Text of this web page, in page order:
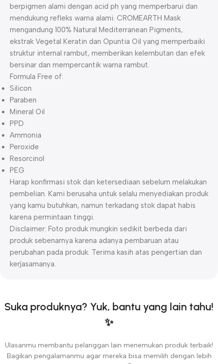
berpigmen alami dengan acid ph yang memperbarui dan
mendukung refleks warna alami. CROMEARTH Mask
mengandung 100% Natural Mediterranean Pigments,
ekstrak Vegetal Keratin dan Opuntia Oil yang memperbaiki
struktur internal rambut, memberikan kelembutan dan efek
bersinar dan mempercantik warna rambut.
Formula Free of:
Silicon
Paraben
Mineral Oil
PPD
Ammonia
Peroxide
Resorcinol
PEG
Harap konfirmasi stok dan ketersediaan sebelum melakukan
pembelian. Kami berusaha untuk selalu menyediakan produk
yang kamu butuhkan, namun terkadang stok dapat habis
karena permintaan tinggi.
Disclaimer: Foto produk mungkin sedikit berbeda dari
produk sebenarnya karena adanya pembaruan atau
perubahan pada produk. Terima kasih atas pengertian dan
kerjasamanya.
Suka produknya? Yuk, bantu yang lain tahu!
✨
Ulasanmu membantu pelanggan lain menemukan produk terbaik!
Bagikan pengalamanmu agar mereka bisa memilih dengan lebih